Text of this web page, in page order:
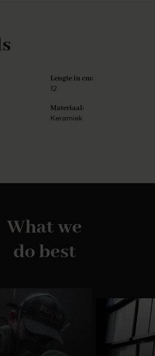
Lengte in cm:
12
Materiaal:
Keramiek
What we
do best